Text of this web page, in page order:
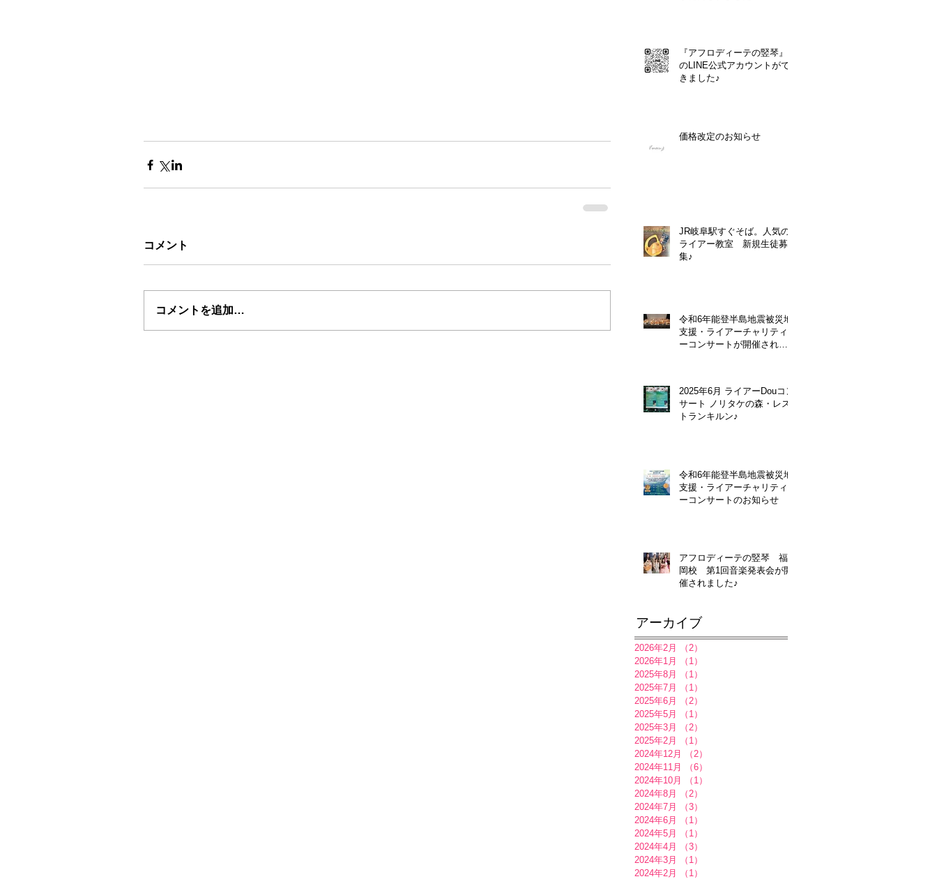
コメント
コメントを追加…
『アフロディーテの竪琴』
のLINE公式アカウントがで
きました♪
価格改定のお知らせ
JR岐阜駅すぐそば。人気の
ライアー教室 新規生徒募
集♪
令和6年能登半島地震被災地
支援・ライアーチャリティ
ーコンサートが開催されま
2025年6月 ライアーDouコン
サート ノリタケの森・レス
トランキルン♪
令和6年能登半島地震被災地
支援・ライアーチャリティ
ーコンサートのお知らせ
アフロディーテの竪琴 福
岡校 第1回音楽発表会が開
催されました♪
アーカイブ
2026年2月 （2）
2026年1月
（1）
2025年8月
（1）
2025年7月
（1）
2025年6月
（2）
2025年5月
（1）
2025年3月
（2）
2025年2月
（1）
2024年12月
（2）
2024年11月
（6）
2024年10月
（1）
2024年8月
（2）
2024年7月
（3）
2024年6月
（1）
2024年5月
（1）
2024年4月
（3）
2024年3月
（1）
2024年2月
（1）